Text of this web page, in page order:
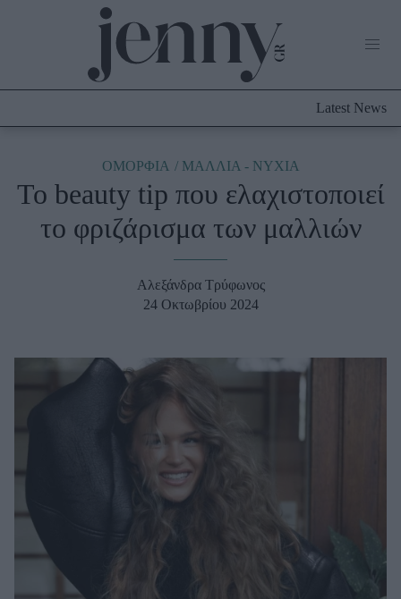
Culture
Fashion
Shopping
Well being
Ψυχολογία
Υγεία + Διατροφή
Σχέσεις & Σεξ
Latest News
ΟΜΟΡΦΙΑ ΜΑΛΛΙΑ - ΝΥΧΙΑ
To beauty tip που ελαχιστοποιεί
το φριζάρισμα των μαλλιών
Αλεξάνδρα Τρύφωνος
24 Οκτωβρίου 2024